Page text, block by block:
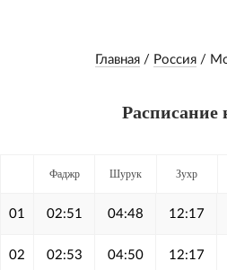
Главная/ Россия/
Расписание
Фаджр Шурук Зухр
01 02:51 04:48 12:17
02 02:53 04:50 12:17